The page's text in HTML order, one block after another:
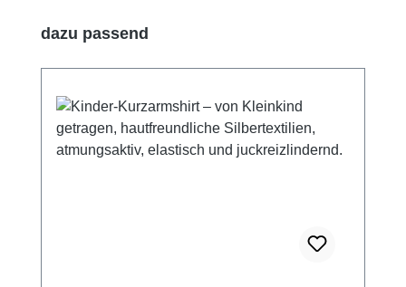
Produktgalerie überspringen
dazu passend